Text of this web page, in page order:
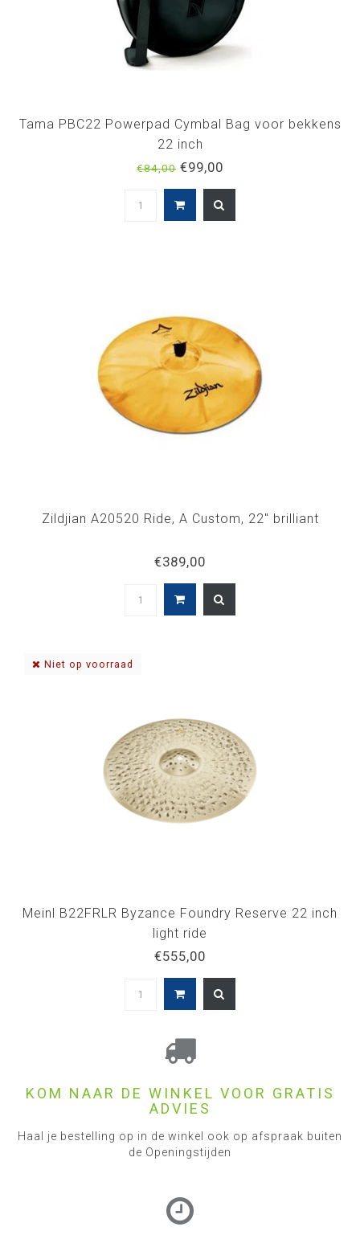
Tama PBC22 Powerpad Cymbal Bag voor bekkens
22 inch
€84,00 €99,00
Zildjian A20520 Ride, A Custom, 22" brilliant
€389,00
Niet op voorraad
Meinl B22FRLR Byzance Foundry Reserve 22 inch
light ride
€555,00
KOM NAAR DE WINKEL VOOR GRATIS
ADVIES
Haal je bestelling op in de winkel ook op afspraak buiten
de Openingstijden